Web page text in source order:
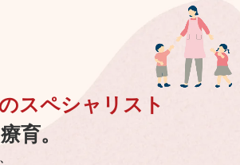
スペシャリスト
育。